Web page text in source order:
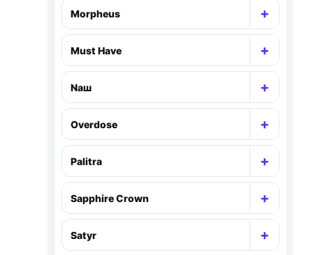
Morpheus +
Must Have +
Nаш +
Overdose +
Palitra +
Sapphire Crown +
Satyr +